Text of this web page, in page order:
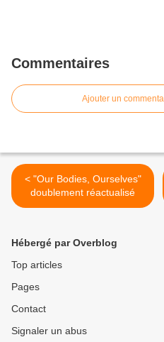
Commentaires
Ajouter un
< "Our Bodies, Ourselves"
doublement réactualisé
Hébergé par Overblog
Top articles
Pages
Contact
Signaler un abus